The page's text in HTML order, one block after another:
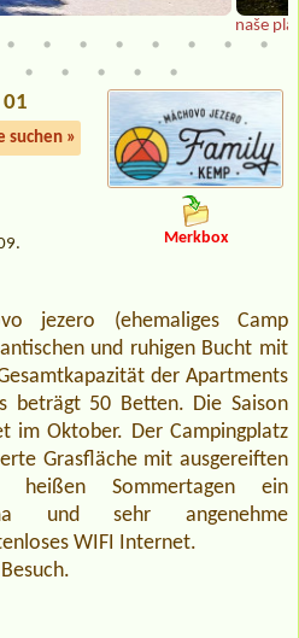
naše
suchen »
Merkbox
jezero (ehemaliges Camp
und ruhigen Bucht mit
der Apartments
beträgt 50 Betten. Die Saison
im Oktober. Der Campingplatz
Grasfläche mit ausgereiften
heißen Sommertagen ein
und sehr angenehme
WIFI Internet.